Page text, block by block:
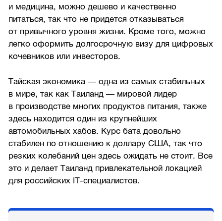
и медицина, можно дешево и качественно
питаться, так что не придется отказываться
от привычного уровня жизни. Кроме того, можно
легко оформить долгосрочную визу для цифровых
кочевников или инвесторов.
Тайская экономика — одна из самых стабильных
в мире, так как Таиланд — мировой лидер
в производстве многих продуктов питания, также
здесь находится один из крупнейших
автомобильных хабов. Курс бата довольно
стабилен по отношению к доллару США, так что
резких колебаний цен здесь ожидать не стоит. Все
это и делает Таиланд привлекательной локацией
для российских IT-специалистов.